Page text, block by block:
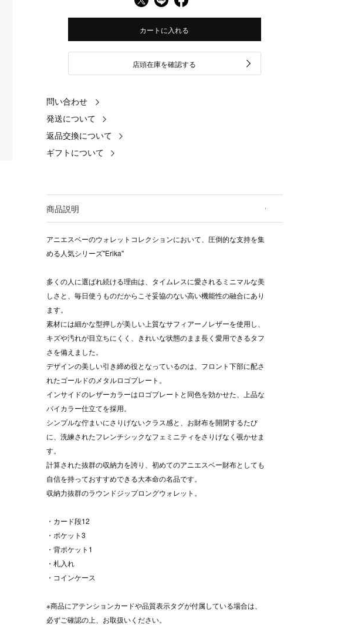
カートに入れる
店頭在庫を確認する
問い合わせ
発送について
返品交換について
ギフトについて
商品説明
アニエスベーのウォレットコレクションにおいて、圧倒的な支持を集
める人気シリーズ"Erika"
多くの人に選ばれ続ける理由は、タイムレスに愛されるミニマルな美
しさと、毎日使うものだからこそ妥協のない高い機能性の融合にあり
ます。
素材には細かな型押しが美しい上質なサフィアーノレザーを使用し、
キズや汚れが目立ちにくく、きれいな状態のまま長く愛用できるタフ
さを備えました。
デザインの美しい引き締め役となっているのは、フロント下部に配さ
れたゴールドのメタルロゴプレート。
インサイドのレザーカラーはロゴプレートと同色を効かせた、上品な
バイカラー仕立てを採用。
シンプルな佇まいにさりげないクラス感と、お財布を開閉するたび
に、洗練されたフレンチシックなフェミニティをさりげなく覗かせま
す。
計算された抜群の収納力を誇り、初めてのアニエスベー財布としても
自信を持っておすすめできる大本命の名品です。
収納力抜群のラウンドジップロングウォレット。
・カード段12
・ポケット3
・背ポケット1
・札入れ
・コインケース
※商品にアテンションカードや品質表示タグが付属している場合は、
必ずご確認の上、お取扱いください。